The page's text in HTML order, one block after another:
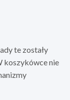
te zostały
koszykówce nie